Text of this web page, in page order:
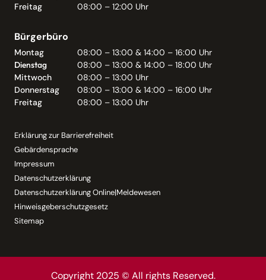
Freitag
08:00 – 12:00 Uhr
Bürgerbüro
Montag
08:00 – 13:00 & 14:00 – 16:00 Uhr
Dienstag
08:00 – 13:00 & 14:00 – 18:00 Uhr
Mittwoch
08:00 – 13:00 Uhr
Donnerstag
08:00 – 13:00 & 14:00 – 16:00 Uhr
Freitag
08:00 – 13:00 Uhr
Erklärung zur Barrierefreiheit
Gebärdensprache
Impressum
Datenschutzerklärung
Datenschutzerklärung Online|Meldewesen
Hinweisgeberschutzgesetz
Sitemap
Copyright 2025 © All rights Reserved.